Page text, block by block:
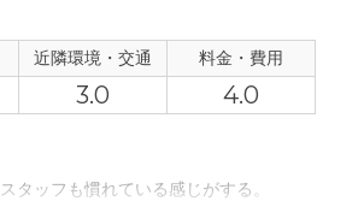
近隣環境・交通 料金・費用
3.0 4.0
タッフも慣れている感じがする。